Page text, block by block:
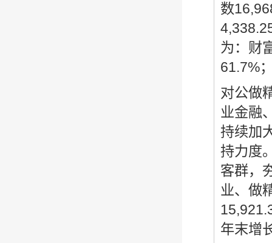
数
为：财
61.7%
对公做
业金融
持续加
持力度
客群，
业、做
年末增